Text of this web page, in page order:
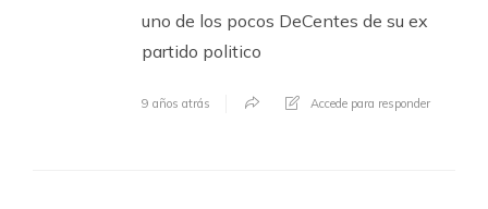
uno de los pocos DeCentes de su ex
partido politico
9 años atrás Accede para responder